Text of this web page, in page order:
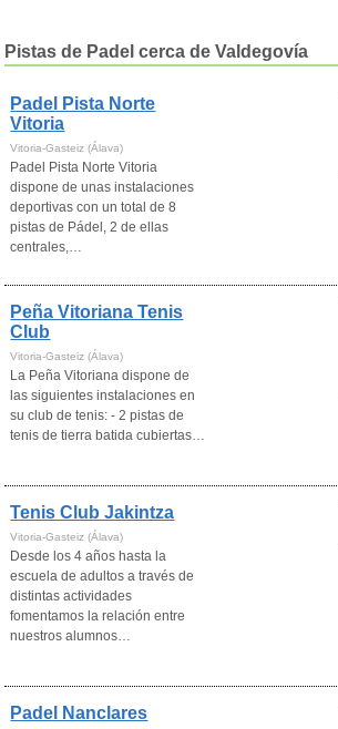
Pistas de Padel cerca de Valdegovía
Padel Pista Norte
Vitoria
Vitoria-Gasteiz (Álava)
Padel Pista Norte Vitoria
dispone de unas instalaciones
deportivas con un total de 8
pistas de Pádel, 2 de ellas
centrales,…
Peña Vitoriana Tenis
Club
Vitoria-Gasteiz (Álava)
La Peña Vitoriana dispone de
las siguientes instalaciones en
su club de tenis: - 2 pistas de
tenis de tierra batida cubiertas…
Tenis Club Jakintza
Vitoria-Gasteiz (Álava)
Desde los 4 años hasta la
escuela de adultos a través de
distintas actividades
fomentamos la relación entre
nuestros alumnos…
Padel Nanclares